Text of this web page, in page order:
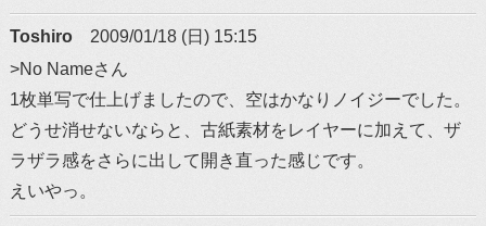
Toshiro 2009/01/18 (日) 15:15
>No Nameさん
1枚単写で仕上げましたので、空はかなりノイジーでした。
どうせ消せないならと、古紙素材をレイヤーに加えて、ザ
ラザラ感をさらに出して開き直った感じです。
えいやっ。